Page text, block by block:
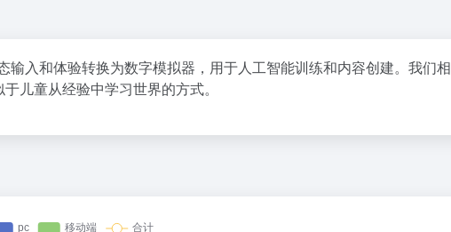
入和体验转换为数字模拟器，用于人工智能训练和内容创建。我们相
儿童从经验中学习世界的方式。